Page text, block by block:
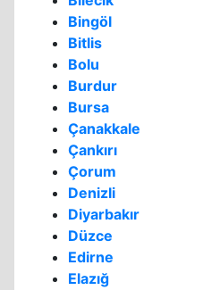
Bingöl
Bitlis
Bolu
Burdur
Bursa
Çanakkale
Çankırı
Çorum
Denizli
Diyarbakır
Düzce
Edirne
Elazığ